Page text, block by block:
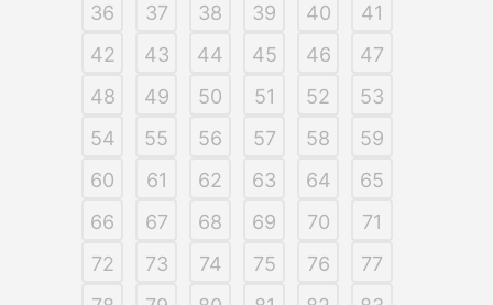
36
37 38 39 40
41
42
43 44 45 46
47
48
49 50 51 52
53
54
55 56 57 58
59
60
61 62 63 64
65
66
67 68 69 70
71
72
73 74 75 76
77